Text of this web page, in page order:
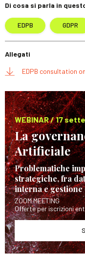
Di cosa si parla in
EDPB GDPR
Allegati
EDPB consultation
WEBINAR / 17
La
Artificiale
Problematiche
strategiche, fra
interna e
ZOOM MEETING
Offerte per iscrizioni